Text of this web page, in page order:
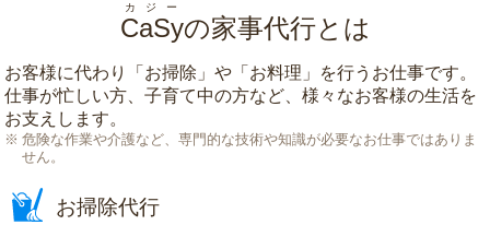
CaSy
カジー
の家事代行とは
お客様に代わり「 お掃除 」や「 お料理 」を行うお仕事です。
仕事が忙しい方、子育て中の方など、様々なお客様の生活を
お支えします。
危険な作業や介護など、専門的な技術や知識が必要なお仕事ではありま
せん。
お掃除代行